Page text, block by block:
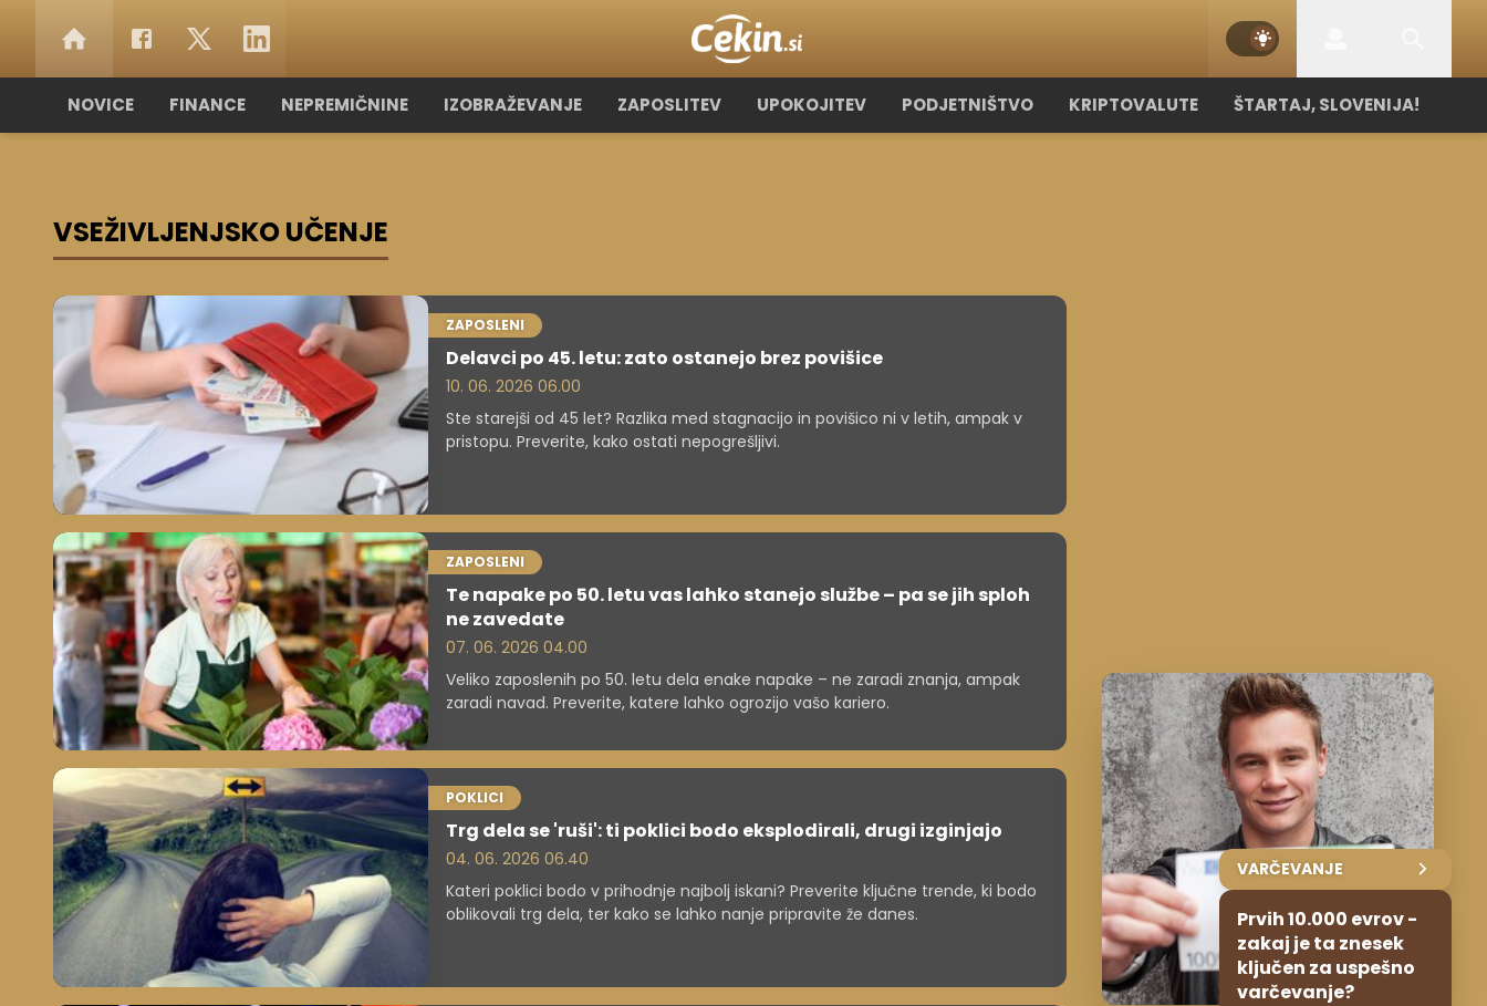
NOVICE FINANCE NEPREMIČNINE IZOBRAŽEVANJE ZAPOSLITEV UPOKOJITEV PODJETNIŠTVO KRIPTOVALUTE ŠTARTAJ, SLOVENIJA!
VSEŽIVLJENJSKO UČENJE
ZAPOSLENI
Delavci po 45. letu: zato ostanejo brez povišice
10. 06. 2026 06.00
Ste starejši od 45 let? Razlika med stagnacijo in povišico ni v letih, ampak v
pristopu. Preverite, kako ostati nepogrešljivi.
ZAPOSLENI
Te napake po 50. letu vas lahko stanejo službe – pa se jih sploh
ne zavedate
07. 06. 2026 04.00
Veliko zaposlenih po 50. letu dela enake napake – ne zaradi znanja, ampak
zaradi navad. Preverite, katere lahko ogrozijo vašo kariero.
POKLICI
Trg dela se 'ruši': ti poklici bodo eksplodirali, drugi izginjajo
04. 06. 2026 06.40
Kateri poklici bodo v prihodnje najbolj iskani? Preverite ključne trende, ki bodo
oblikovali trg dela, ter kako se lahko nanje pripravite že danes.
VARČEVANJE
Prvih 10.000 evrov -
zakaj je ta znesek
ključen za uspešno
varčevanje?